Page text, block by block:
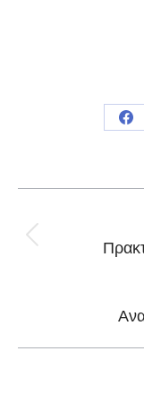
navigation